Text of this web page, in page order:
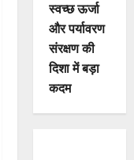
स्वच्छ ऊर्जा
और पर्यावरण
संरक्षण की
दिशा में बड़ा
कदम